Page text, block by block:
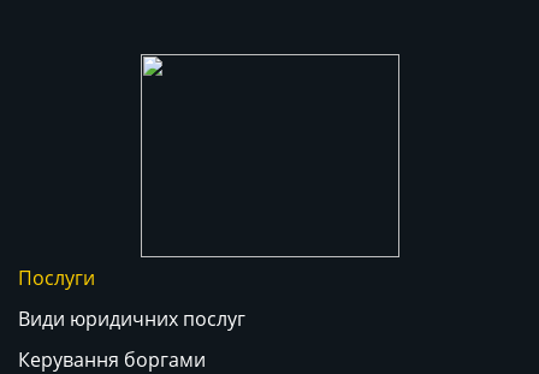
Послуги
Види юридичних послуг
Керування боргами